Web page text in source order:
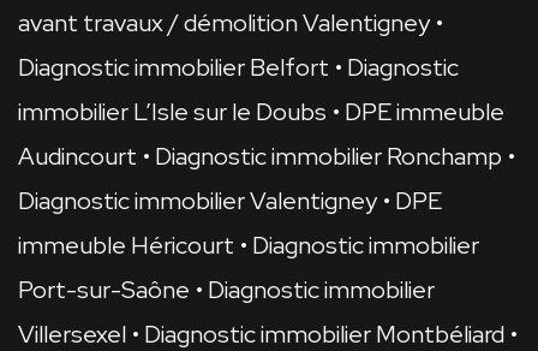
avant travaux / démolition Valentigney
Diagnostic immobilier Belfort
Diagnostic
immobilier L’Isle sur le Doubs
DPE immeuble
Audincourt
Diagnostic immobilier Ronchamp
Diagnostic immobilier Valentigney
DPE
immeuble Héricourt
Diagnostic immobilier
Port-sur-Saône
Diagnostic immobilier
Villersexel
Diagnostic immobilier Montbéliard